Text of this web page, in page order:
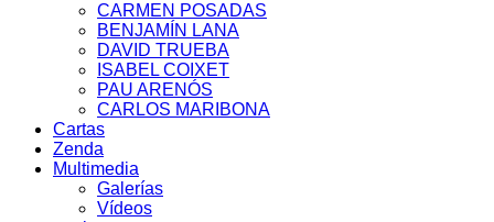
CARMEN POSADAS
BENJAMÍN LANA
DAVID TRUEBA
ISABEL COIXET
PAU ARENÓS
CARLOS MARIBONA
Cartas
Zenda
Multimedia
Galerías
Vídeos